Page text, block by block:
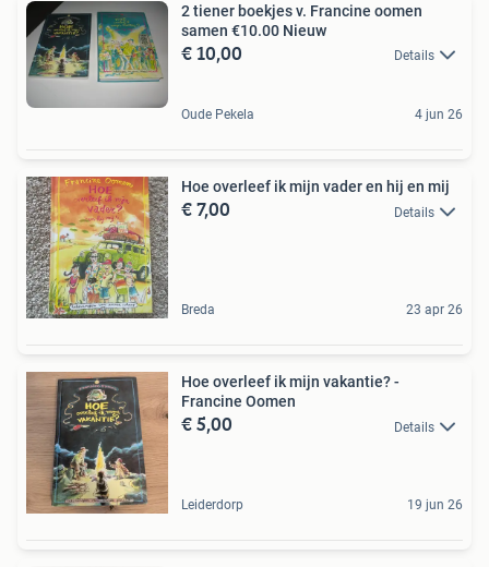
2 tiener boekjes v. Francine oomen
samen €10.00 Nieuw
€ 10,00 Details
Oude Pekela 4 jun 26
Hoe overleef ik mijn vader en hij en mij
€ 7,00 Details
Breda 23 apr 26
Hoe overleef ik mijn vakantie? -
Francine Oomen
€ 5,00 Details
Leiderdorp 19 jun 26